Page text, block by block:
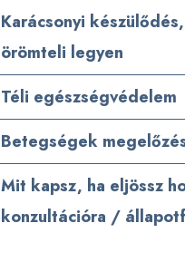
Karácsonyi
örömteli legyen
Téli egészségvédelem
Betegségek
Mit kapsz, ha eljössz
konzultációra /